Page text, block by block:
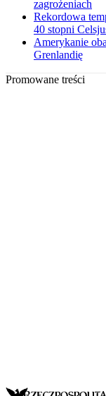
zagrożeniach
Rekordowa
40 stopni
Amerykanie
Grenlandię
Promowane treści